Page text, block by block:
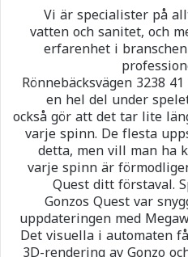
Vi är specialister på
vatten och sanitet, och
erfarenhet i
Rönnebäcksvägen 3238
en hel del under
också gör att det tar lite
varje spinn. De flesta
detta, men vill man ha
varje spinn är
Quest ditt förstaval.
Gonzos Quest var
uppdateringen med
Det visuella i automaten